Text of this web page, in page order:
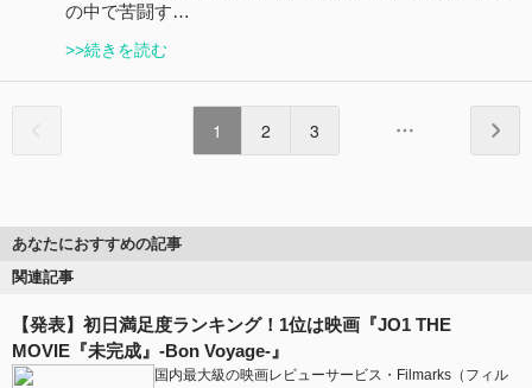
の中で苦闘す…
>>続きを読む
1 2 3
あなたにおすすめの記事
関連記事
【発表】初日満足度ランキング！1位は映画『JO1 THE
MOVIE『未完成』-Bon Voyage-』
国内最大級の映画レビューサービス・Filmarks（フィル